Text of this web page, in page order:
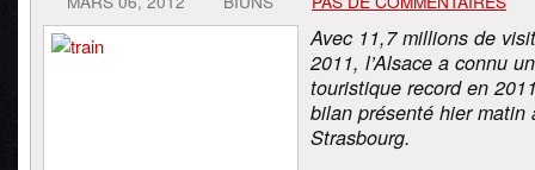
Avec 11,7 millions de
2011, l’Alsace a connu
touristique record en
bilan présenté hier matin
Strasbourg.